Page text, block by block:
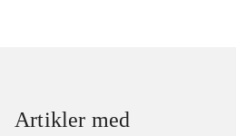
Artikler med